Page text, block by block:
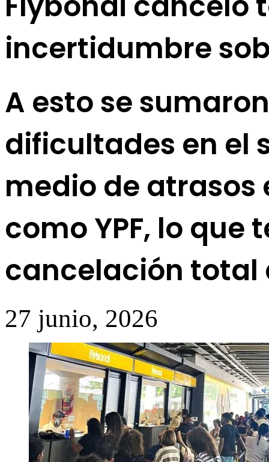
incertidumbre
A esto se
dificultades en el
medio de atrasos
como YPF, lo
cancelación total
27 junio, 2026